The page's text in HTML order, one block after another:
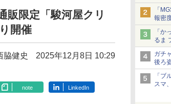
バル
「
報密
り下
「か
るま
子ど
コラ
ガチ
後ろ
ライ
種が
「ブ
スマ
ュア
販限定「駿河屋クリ
開催
脇健史 2025年12月8日 10:29
note LinkedIn